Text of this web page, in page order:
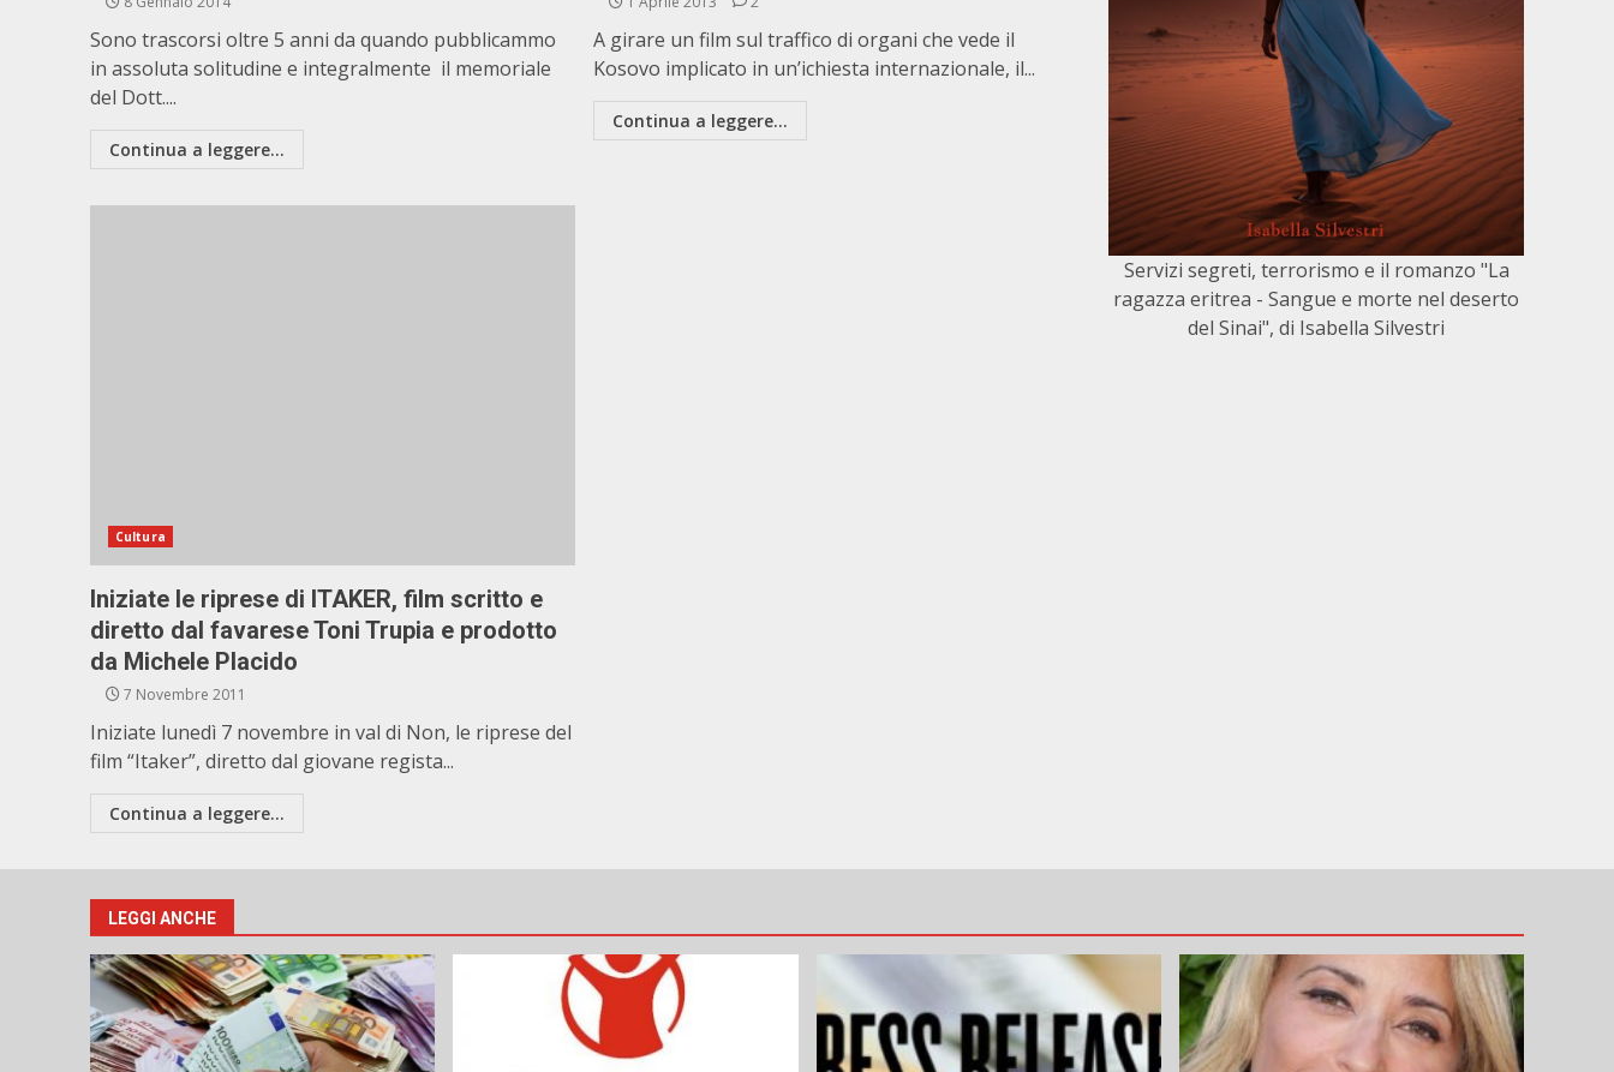
Sono trascorsi oltre 5 anni da quando pubblicammo
in assoluta solitudine e integralmente il memoriale
del Dott....
Continua a leggere...
A girare un film sul traffico di organi che vede il
Kosovo implicato in un’ichiesta internazionale, il...
Continua a leggere...
Cultura
Iniziate le riprese di ITAKER, film scritto e
diretto dal favarese Toni Trupia e prodotto
da Michele Placido
7 Novembre 2011
Iniziate lunedì 7 novembre in val di Non, le riprese del
film “Itaker”, diretto dal giovane regista...
Continua a leggere...
Servizi segreti, terrorismo e il romanzo "La
ragazza eritrea - Sangue e morte nel deserto
del Sinai", di Isabella Silvestri
LEGGI ANCHE